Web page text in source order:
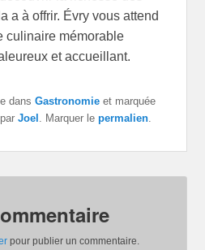
a à offrir. Évry vous attend
culinaire mémorable
et accueillant.
dansGastronomie et marquée
parJoel . Marquer lepermalien
pour publier un commentaire.